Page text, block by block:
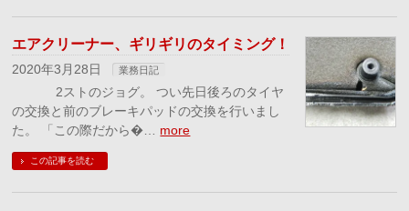
エアクリーナー、ギリギリのタイミング！
2020年3月28日 業務日記
2ストのジョグ。 つい先日後ろのタイヤ
の交換と前のブレーキパッドの交換を行いまし
た。 「この際だから�… more
この記事を読む